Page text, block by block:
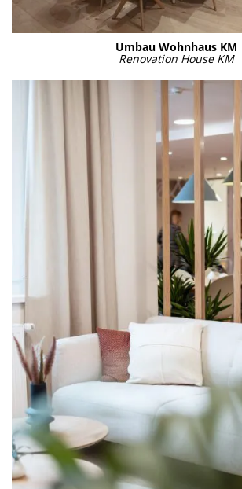
Umbau Wohn­haus KM
Reno­va­ti­on House KM